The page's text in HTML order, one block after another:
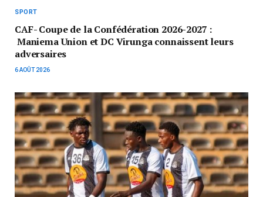
SPORT
CAF- Coupe de la Confédération 2026-2027 :
Maniema Union et DC Virunga connaissent leurs
adversaires
6 AOÛT 2026